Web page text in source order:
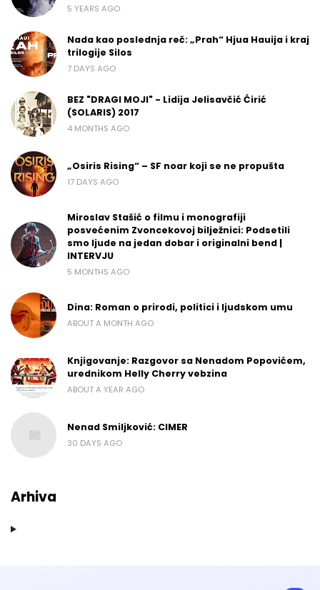
5 YEARS AGO
Nada kao poslednja reč: „Prah“ Hjua Hauija i kraj
trilogije Silos
7 DAYS AGO
BEZ "DRAGI MOJI" - Lidija Jelisavčić Ćirić
(SOLARIS) 2017
4 MONTHS AGO
„Osiris Rising“ – SF noar koji se ne propušta
17 DAYS AGO
Miroslav Stašić o filmu i monografiji
posvećenim Zvoncekovoj bilježnici: Podsetili
smo ljude na jedan dobar i originalni bend |
INTERVJU
5 MONTHS AGO
Dina: Roman o prirodi, politici i ljudskom umu
ABOUT A MONTH AGO
Knjigovanje: Razgovor sa Nenadom Popovićem,
urednikom Helly Cherry vebzina
ABOUT A YEAR AGO
Nenad Smiljković: CIMER
30 DAYS AGO
Arhiva